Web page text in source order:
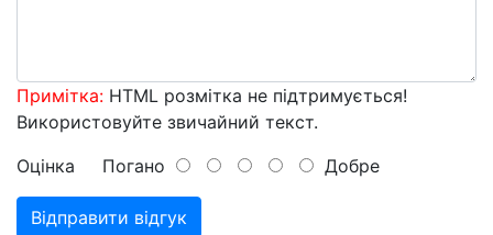
Примітка: HTML розмітка не підтримується!
Використовуйте звичайний текст.
Оцінка Погано Добре
Відправити відгук